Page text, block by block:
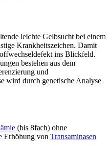
leichte Gelbsucht bei einem
Krankheitszeichen. Damit
ins Blickfeld.
bestehen aus dem
und
wird durch genetische Analyse
(bis 8fach) ohne
Erhöhung von Transaminasen